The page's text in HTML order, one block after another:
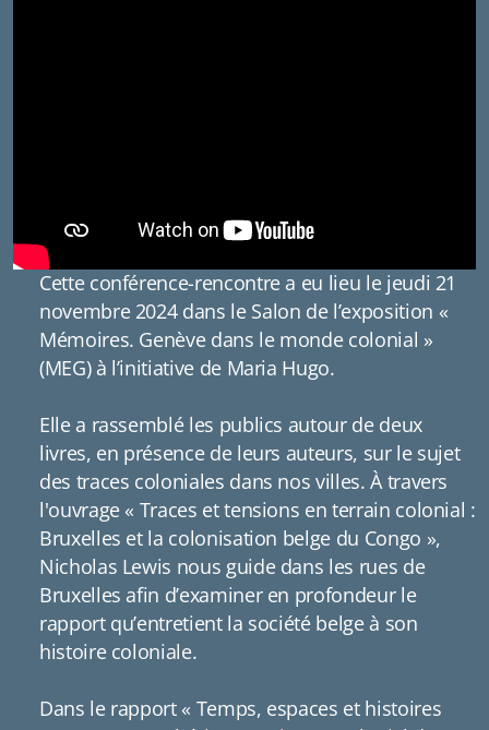
Cette conférence-rencontre a eu lieu le jeudi 21
novembre 2024 dans le Salon de l’exposition «
Mémoires. Genève dans le monde colonial »
(MEG) à l’initiative de Maria Hugo.
Elle a rassemblé les publics autour de deux
livres, en présence de leurs auteurs, sur le sujet
des traces coloniales dans nos villes. À travers
l'ouvrage « Traces et tensions en terrain colonial :
Bruxelles et la colonisation belge du Congo »,
Nicholas Lewis nous guide dans les rues de
Bruxelles afin d’examiner en profondeur le
rapport qu’entretient la société belge à son
histoire coloniale.
Dans le rapport « Temps, espaces et histoires